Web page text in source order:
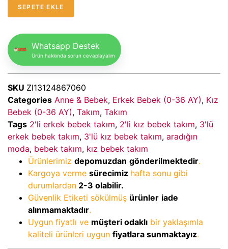
SEPETE EKLE
Whatsapp Destek
Ürün hakkında sorun cevaplayalım
SKU Zl13124867060
Categories Anne & Bebek, Erkek Bebek (0-36 AY), Kız
Bebek (0-36 AY), Takım, Takım
Tags 2'li erkek bebek takım, 2'li kız bebek takım, 3'lü
erkek bebek takım, 3'lü kız bebek takım, aradığın
moda, bebek takım, kız bebek takım
Ürünlerimiz depomuzdan gönderilmektedir.
Kargoya verme sürecimiz hafta sonu gibi
durumlardan 2-3 olabilir.
Güvenlik Etiketi sökülmüş ürünler iade
alınmamaktadır.
Uygun fiyatlı ve müşteri odaklı bir yaklaşımla
kaliteli ürünleri uygun fiyatlara sunmaktayız.